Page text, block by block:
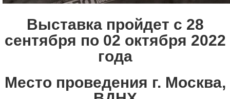
Выставка пройдет с 28
сентября по 02 октября 2022
года
Место проведения г. Москва,